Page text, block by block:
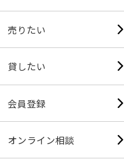
売りたい
貸したい
会員登録
オンライン相談